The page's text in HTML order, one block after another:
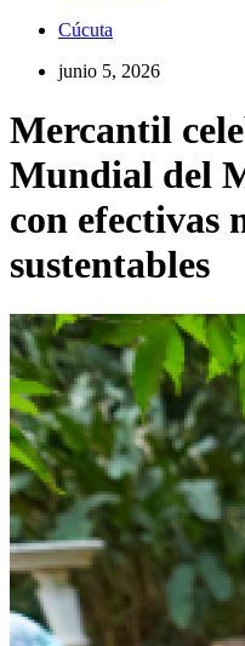
Cúcuta
junio 5, 2026
Mercantil
Mundial del
con efectivas
sustentables